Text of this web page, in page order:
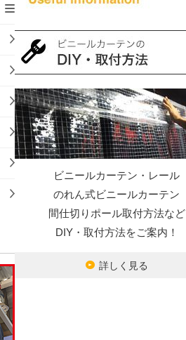
ビニールカーテン・レール
のれん式ビニールカーテン
間仕切りポール取付方法など
DIY・取付方法をご案内！
詳しく見る